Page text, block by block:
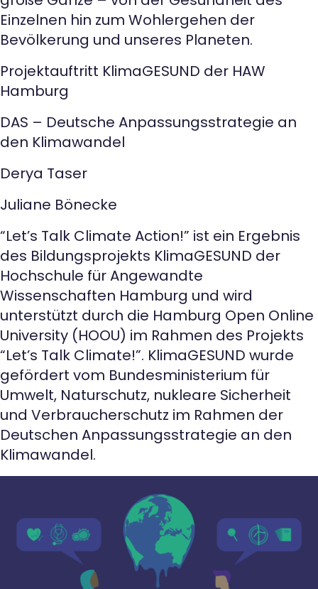
Einzelnen hin zum Wohlergehen der
Bevölkerung und unseres Planeten.
Projektauftritt KlimaGESUND der HAW
Hamburg
DAS – Deutsche Anpassungsstrategie an
den Klimawandel
Derya Taser
Juliane Bönecke
“Let’s Talk Climate Action!” ist ein Ergebnis
des Bildungsprojekts KlimaGESUND der
Hochschule für Angewandte
Wissenschaften Hamburg und wird
unterstützt durch die Hamburg Open Online
University (HOOU) im Rahmen des Projekts
“Let’s Talk Climate!”. KlimaGESUND wurde
gefördert vom Bundesministerium für
Umwelt, Naturschutz, nukleare Sicherheit
und Verbraucherschutz im Rahmen der
Deutschen Anpassungsstrategie an den
Klimawandel.